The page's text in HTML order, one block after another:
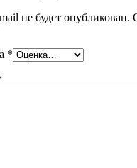
не будет опубликован.
*